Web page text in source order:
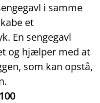
i samme
et
En sengegavl
og hjælper med at
som kan opstå,